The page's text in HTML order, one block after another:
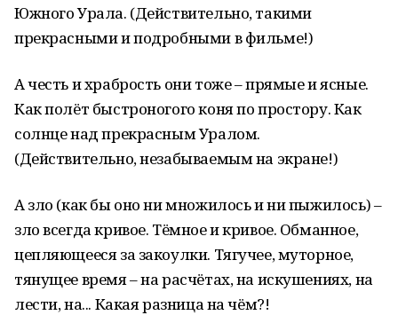
Южного Урала. (Действительно, такими
прекрасными и подробными в фильме!)
А честь и храбрость они тоже – прямые и ясные.
Как полёт быстроногого коня по простору. Как
солнце над прекрасным Уралом.
(Действительно, незабываемым на экране!)
А зло (как бы оно ни множилось и ни пыжилось) –
зло всегда кривое. Тёмное и кривое. Обманное,
цепляющееся за закоулки. Тягучее, муторное,
тянущее время – на расчётах, на искушениях, на
лести, на... Какая разница на чём?!